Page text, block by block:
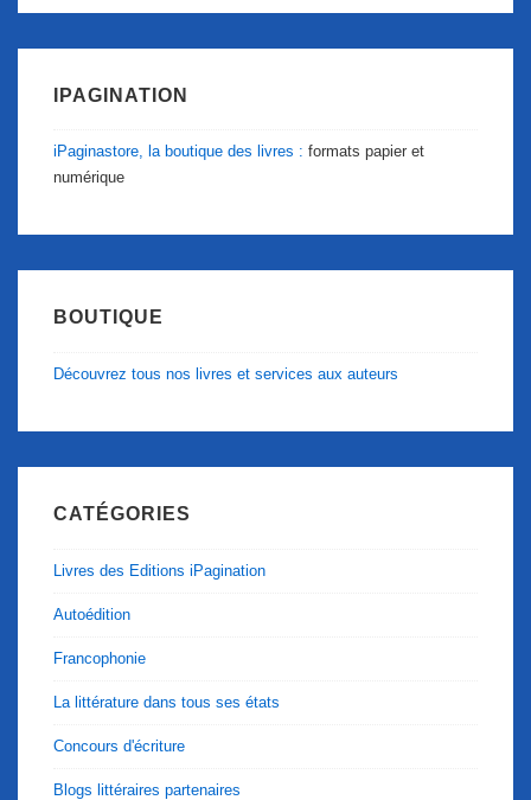
IPAGINATION
iPaginastore, la boutique des livres : formats papier et
numérique
BOUTIQUE
Découvrez tous nos livres et services aux auteurs
CATÉGORIES
Livres des Editions iPagination
Autoédition
Francophonie
La littérature dans tous ses états
Concours d'écriture
Blogs littéraires partenaires